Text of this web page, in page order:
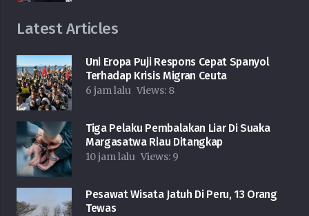
Latest Articles
Uni Eropa Puji Respons Cepat Spanyol
Terhadap Krisis Migran Ceuta
6 jam lalu Views: 8
Tiga Pelaku Pembalakan Liar Di Suaka
Margasatwa Riau Ditangkap
10 jam lalu Views: 9
Pesawat Wisata Jatuh Di Peru, 13 Orang
Tewas